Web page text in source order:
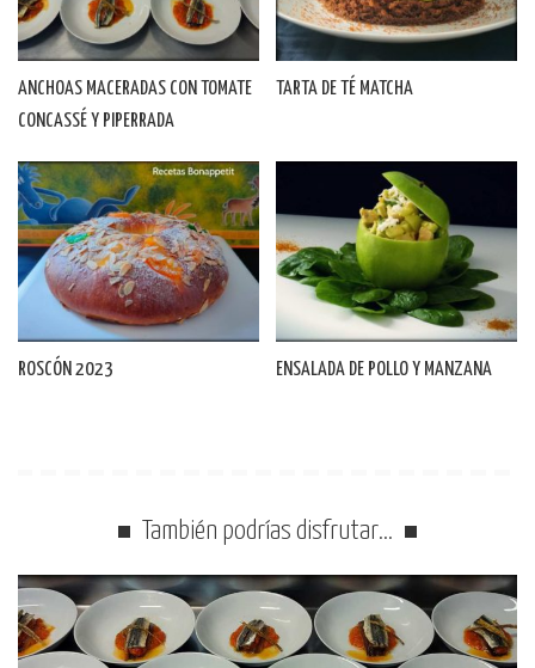
ANCHOAS MACERADAS CON TOMATE
CONCASSÉ Y PIPERRADA
TARTA DE TÉ MATCHA
ROSCÓN 2023 ENSALADA DE POLLO Y MANZANA
También podrías disfrutar…